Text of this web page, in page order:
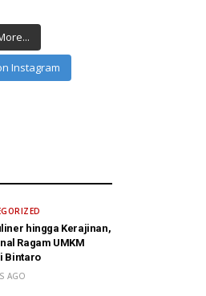
Instagram
hingga Kerajinan,
Ragam UMKM
Bintaro
AGO